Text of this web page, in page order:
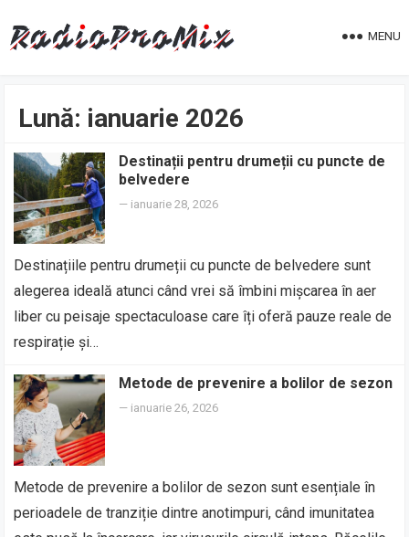
MENU
Lună: ianuarie 2026
Destinații pentru drumeții cu puncte de
belvedere
— ianuarie 28, 2026
Destinațiile pentru drumeții cu puncte de belvedere sunt
alegerea ideală atunci când vrei să îmbini mișcarea în aer
liber cu peisaje spectaculoase care îți oferă pauze reale de
respirație și…
Metode de prevenire a bolilor de sezon
— ianuarie 26, 2026
Metode de prevenire a bolilor de sezon sunt esențiale în
perioadele de tranziție dintre anotimpuri, când imunitatea